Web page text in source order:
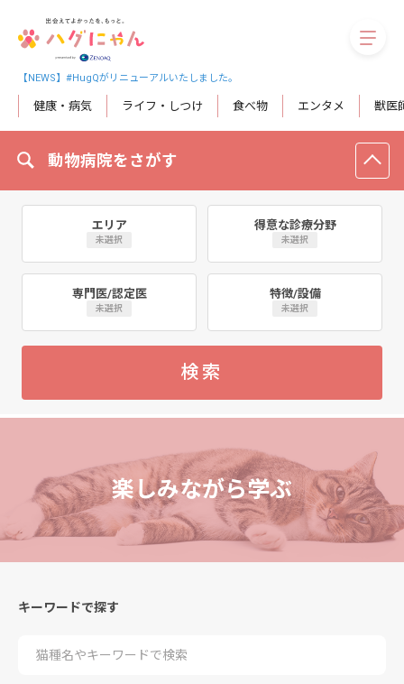
【NEWS】#HugQがリニューアルいたしました。
健康・病気 ライフ・しつけ 食べ物 エンタメ 獣医
動物病院をさがす
エリア
未選択
得意な診療分野
未選択
専門医/認定医
未選択
特徴/設備
未選択
検索
楽しみながら学ぶ
キーワードで探す